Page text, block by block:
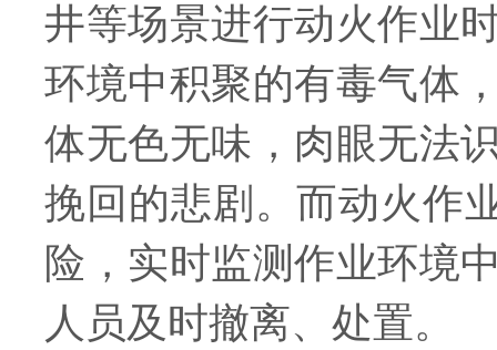
井等场景进行动火作业
环境中积聚的有毒气体
体无色无味，肉眼无法
挽回的悲剧。而动火作
险，实时监测作业环境
人员及时撤离、处置。